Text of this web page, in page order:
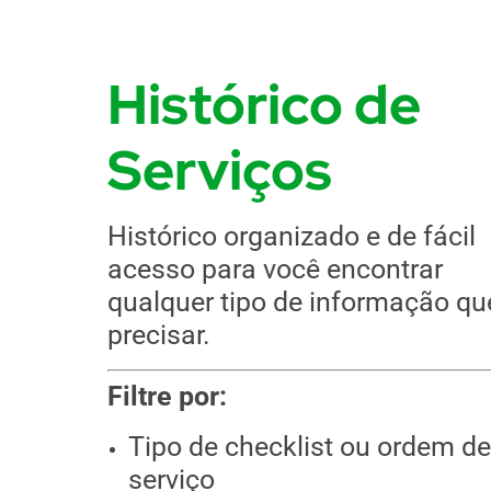
Histórico de
Serviços
Histórico organizado e de fácil
acesso para você encontrar
qualquer tipo de informação
precisar.
Filtre por:
Tipo de checklist ou ordem de
serviço